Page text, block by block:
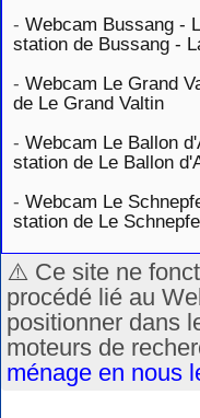
- Webcam Bussang -
station de Bussang -
- Webcam Le Grand
de Le Grand Valtin
- Webcam Le Ballon
station de Le Ballon
- Webcam Le
station de Le
⚠️ Ce site ne
procédé lié au
positionner dans
moteurs de
ménage en nous